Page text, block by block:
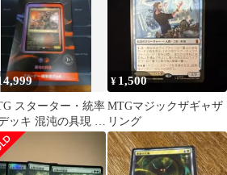
スターター・統率
ッキ 混沌の具現 日
版
¥ 1,500
MTGマジックザギャザ
リング